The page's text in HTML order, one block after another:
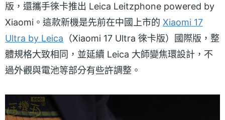
版，還攜手徠卡推出 Leica Leitzphone powered by
Xiaomi。這款新機是先前在中國上市的 Xiaomi 17
Ultra by Leica （Xiaomi 17 Ultra 徠卡版）國際版，整
體規格大致相同，並延續 Leica 大師變焦環設計，不
過外觀與電池等部分有些許調整。